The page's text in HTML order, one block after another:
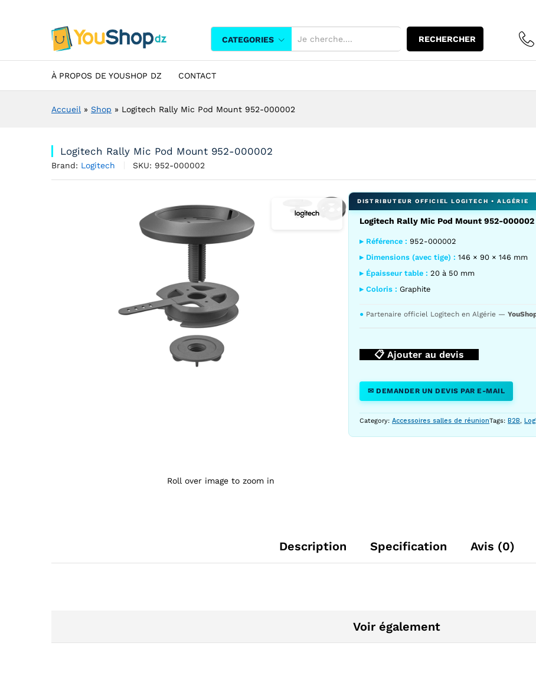
CATEGORIES RECHERCHER
À PROPOS DE YOUSHOP DZ CONTACT
Accueil » Shop » Logitech Rally Mic Pod Mount 952-000002
Logitech Rally Mic Pod Mount 952-000002
Brand: Logitech SKU: 952-000002
Agrandir l’image : Logitech Rally Mic Pod Mount 952-000002 — YouShop DZ
Roll over image to zoom in
Logitech Rally Mic Pod Mount 952-000002
▸ Référence : 952-000002
▸ Dimensions (avec tige) : 146 × 90 × 146 mm
▸ Épaisseur table : 20 à 50 mm
▸ Coloris : Graphite
● Partenaire officiel Logitech en Algérie —
📋 Ajouter au devis
✉ DEMANDER UN DEVIS PAR E-MAIL
Category:Accessoires salles de réunionTags:B2B,
Description Specification Avis (0)
Voir également